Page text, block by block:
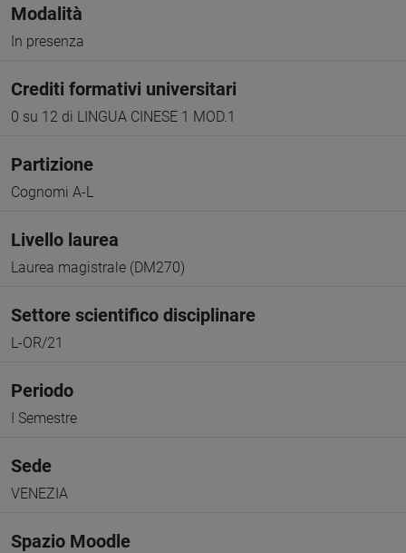
Modalità
In presenza
Crediti formativi universitari
0 su 12 di LINGUA CINESE 1 MOD.1
Partizione
Cognomi A-L
Livello laurea
Laurea magistrale (DM270)
Settore scientifico disciplinare
L-OR/21
Periodo
I Semestre
Sede
VENEZIA
Spazio Moodle